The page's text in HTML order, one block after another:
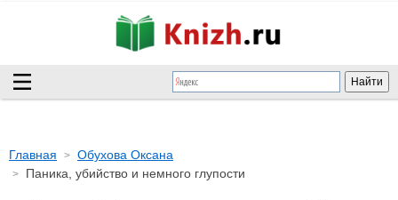
Главная
Обухова Оксана
Паника, убийство и немного глупости